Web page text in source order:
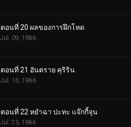
ตอนที่ 20 ผลของการฝึกโหด
Jul. 09, 1986
ตอนที่ 21 อันตราย คุริริน
Jul. 16, 1986
ตอนที่ 22 หยำฉา ปะทะ แจ๊กกี้จุน
Jul. 23, 1986